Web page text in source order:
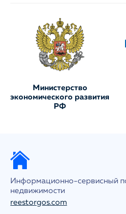
Министерство
экономического развития
РФ
Информационно-сервисный
недвижимости
reestorgos.com